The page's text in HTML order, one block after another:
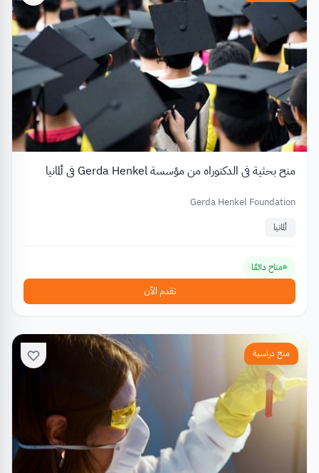
منح بحثية في الدكتوراه من مؤسسة Gerda Henkel في ألمانيا
Gerda Henkel Foundation
ألمانيا
متاح دائمًا
تقدم الآن
منح دراسية